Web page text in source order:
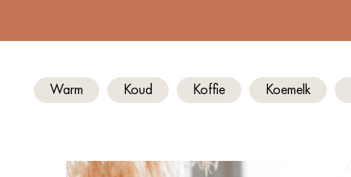
Warm Koud Koffie Koemelk